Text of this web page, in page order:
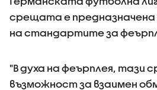
срещата е предназначена
на стандартите за
"В духа на феърплея, тази
възможност за взаимен